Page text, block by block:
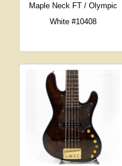
Maple Neck FT / Olympic
White #10408